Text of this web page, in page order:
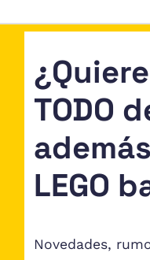
TODO
LEGO
Novedades,